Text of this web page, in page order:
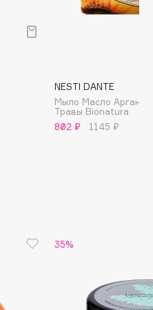
NESTI DANTE
Мыло Масло Аргании
Травы Bionatura
802 ₽
1145 ₽
35%